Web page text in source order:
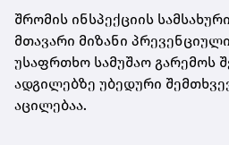
შრომის ინსპექციის
მთავარი მიზანი
უსაფრთხო სამუშაო გარემოს
ადგილებზე უბედური
აცილებაა.